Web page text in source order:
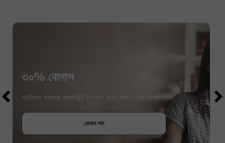
৩০% বোনাস
প্রতিবার আপনার অ্যাকাউন্ট টপ আপ করার সময় ৩০% বোনাস নিন
বোনাস পান